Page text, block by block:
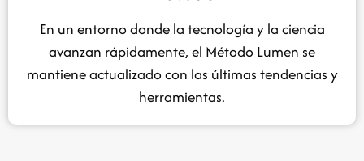
En un entorno donde la tecnología y la ciencia
avanzan rápidamente, el Método Lumen se
mantiene actualizado con las últimas tendencias y
herramientas.